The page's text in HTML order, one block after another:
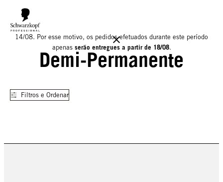
Informamos que o nosso armazém estará encerrado para férias até
14/08. Por esse motivo, os pedidos efetuados durante este período
apenas serão entregues a partir de 18/08.
Demi-Permanente
Filtros e Ordenar